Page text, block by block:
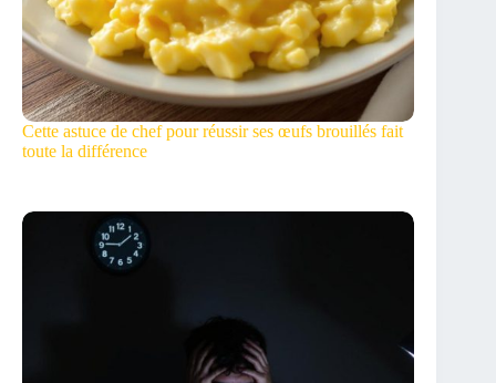
Cette astuce de chef pour réussir ses œufs brouillés fait
toute la différence